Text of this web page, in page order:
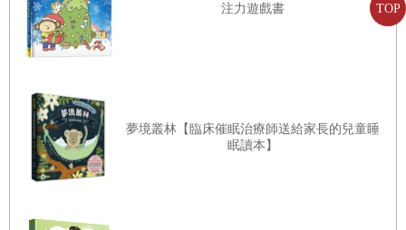
TOP
注力遊戲書
夢境叢林【臨床催眠治療師送給家長的兒童睡
眠讀本】